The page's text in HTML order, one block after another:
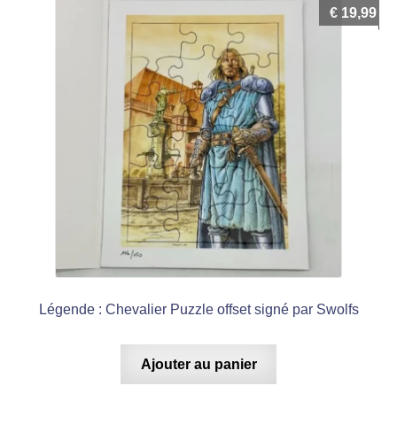
Légende : Chevalier Puzzle offset signé par Swolfs
€ 19,99
Ajouter au panier